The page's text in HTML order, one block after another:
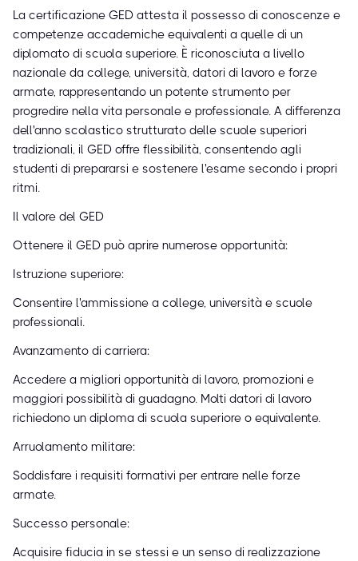
La certificazione GED attesta il possesso di conoscenze e
competenze accademiche equivalenti a quelle di un
diplomato di scuola superiore. È riconosciuta a livello
nazionale da college, università, datori di lavoro e forze
armate, rappresentando un potente strumento per
progredire nella vita personale e professionale. A differenza
dell'anno scolastico strutturato delle scuole superiori
tradizionali, il GED offre flessibilità, consentendo agli
studenti di prepararsi e sostenere l'esame secondo i propri
ritmi.
Il valore del GED
Ottenere il GED può aprire numerose opportunità:
Istruzione superiore:
Consentire l'ammissione a college, università e scuole
professionali.
Avanzamento di carriera:
Accedere a migliori opportunità di lavoro, promozioni e
maggiori possibilità di guadagno. Molti datori di lavoro
richiedono un diploma di scuola superiore o equivalente.
Arruolamento militare:
Soddisfare i requisiti formativi per entrare nelle forze
armate.
Successo personale:
Acquisire fiducia in se stessi e un senso di realizzazione